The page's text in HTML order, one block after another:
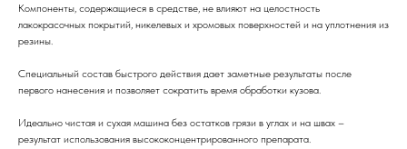
Компоненты, содержащиеся в средстве, не влияют на целостность
лакокрасочных покрытий, никелевых и хромовых поверхностей и на уплотнения из
резины.
Специальный состав быстрого действия дает заметные результаты после
первого нанесения и позволяет сократить время обработки кузова.
Идеально чистая и сухая машина без остатков грязи в углах и на швах –
результат использования высококонцентрированного препарата.